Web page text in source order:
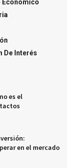
Económico
De Interés
es el
en el mercado